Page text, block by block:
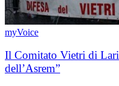
myVoice
Il Comitato Vietri di
dell’Asrem”